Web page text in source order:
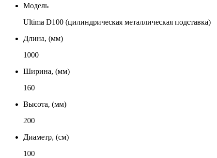
Модель
Ultima D100 (цилиндрическая металлическая подставка)
Длина, (мм)
1000
Ширина, (мм)
160
Высота, (мм)
200
Диаметр, (см)
100